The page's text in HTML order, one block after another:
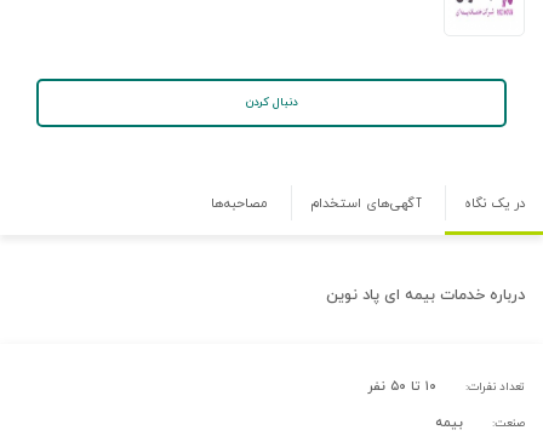
دنبال کردن
در یک نگاه آگهی‌های استخدام مصاحبه‌ها
درباره خدمات بیمه ای پاد نوین
تعداد نفرات: ۱۰ تا ۵۰ نفر
صنعت: بیمه